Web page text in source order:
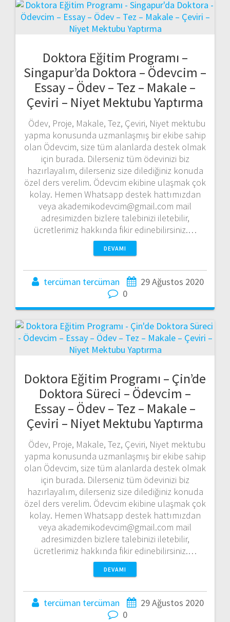
Doktora Eğitim Programı –
Singapur’da Doktora – Ödevcim –
Essay – Ödev – Tez – Makale –
Çeviri – Niyet Mektubu Yaptırma
Ödev, Proje, Makale, Tez, Çeviri, Niyet mektubu
yapma konusunda uzmanlaşmış bir ekibe sahip
olan Ödevcim, size tüm alanlarda destek olmak
için burada. Dilerseniz tüm ödevinizi biz
hazırlayalım, dilerseniz size dilediğiniz konuda
özel ders verelim. Ödevcim ekibine ulaşmak çok
kolay. Hemen Whatsapp destek hattımızdan
veya akademikodevcim@gmail.com mail
adresimizden bizlere talebinizi iletebilir,
ücretlerimiz hakkında fikir edinebilirsiniz.…
DEVAMI
tercüman tercüman
29 Ağustos 2020
0
Doktora Eğitim Programı – Çin’de
Doktora Süreci – Ödevcim –
Essay – Ödev – Tez – Makale –
Çeviri – Niyet Mektubu Yaptırma
Ödev, Proje, Makale, Tez, Çeviri, Niyet mektubu
yapma konusunda uzmanlaşmış bir ekibe sahip
olan Ödevcim, size tüm alanlarda destek olmak
için burada. Dilerseniz tüm ödevinizi biz
hazırlayalım, dilerseniz size dilediğiniz konuda
özel ders verelim. Ödevcim ekibine ulaşmak çok
kolay. Hemen Whatsapp destek hattımızdan
veya akademikodevcim@gmail.com mail
adresimizden bizlere talebinizi iletebilir,
ücretlerimiz hakkında fikir edinebilirsiniz.…
DEVAMI
tercüman tercüman
29 Ağustos 2020
0